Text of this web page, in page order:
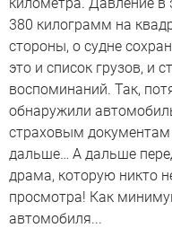
380 килограмм на
стороны, о судне
это и список грузов, и
воспоминаний. Так,
обнаружили
страховым
дальше… А дальше
драма, которую никто
просмотра! Как
автомобиля...